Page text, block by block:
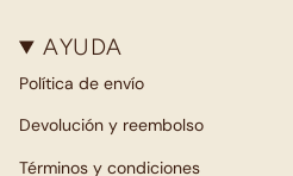
AYUDA
Política de envío
Devolución y reembolso
Términos y condiciones